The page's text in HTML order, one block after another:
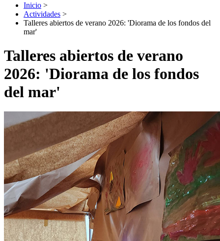
Inicio >
Actividades >
Talleres abiertos de verano 2026: 'Diorama de los fondos del
mar'
Talleres abiertos de verano
2026: 'Diorama de los fondos
del mar'